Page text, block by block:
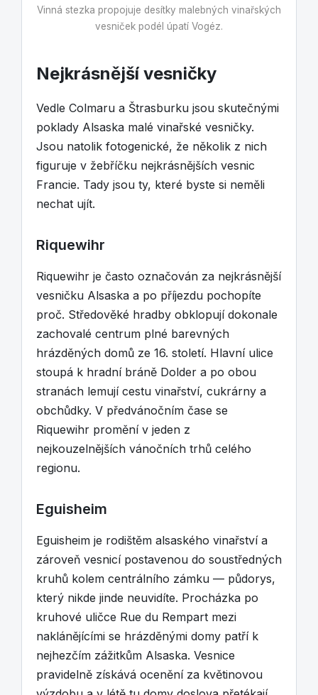
Vinná stezka propojuje desítky malebných vinařských
vesniček podél úpatí Vogéz.
Nejkrásnější vesničky
Vedle Colmaru a Štrasburku jsou skutečnými
poklady Alsaska malé vinařské vesničky.
Jsou natolik fotogenické, že několik z nich
figuruje v žebříčku nejkrásnějších vesnic
Francie. Tady jsou ty, které byste si neměli
nechat ujít.
Riquewihr
Riquewihr je často označován za nejkrásnější
vesničku Alsaska a po příjezdu pochopíte
proč. Středověké hradby obklopují dokonale
zachovalé centrum plné barevných
hrázděných domů ze 16. století. Hlavní ulice
stoupá k hradní bráně Dolder a po obou
stranách lemují cestu vinařství, cukrárny a
obchůdky. V předvánočním čase se
Riquewihr promění v jeden z
nejkouzelnějších vánočních trhů celého
regionu.
Eguisheim
Eguisheim je rodištěm alsaského vinařství a
zároveň vesnicí postavenou do soustředných
kruhů kolem centrálního zámku — půdorys,
který nikde jinde neuvidíte. Procházka po
kruhové uličce Rue du Rempart mezi
naklánějícími se hrázděnými domy patří k
nejhezčím zážitkům Alsaska. Vesnice
pravidelně získává ocenění za květinovou